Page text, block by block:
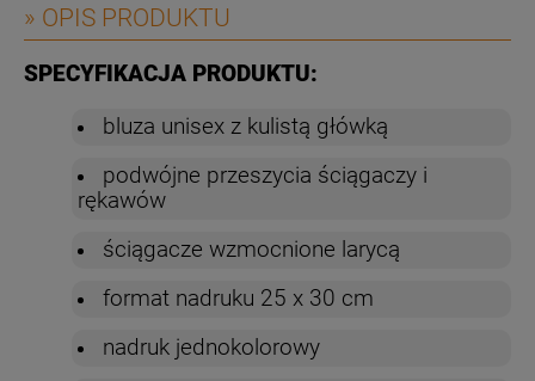
» OPIS PRODUKTU
SPECYFIKACJA PRODUKTU:
bluza unisex z kulistą główką
podwójne przeszycia ściągaczy i
rękawów
ściągacze wzmocnione larycą
format nadruku 25 x 30 cm
nadruk jednokolorowy